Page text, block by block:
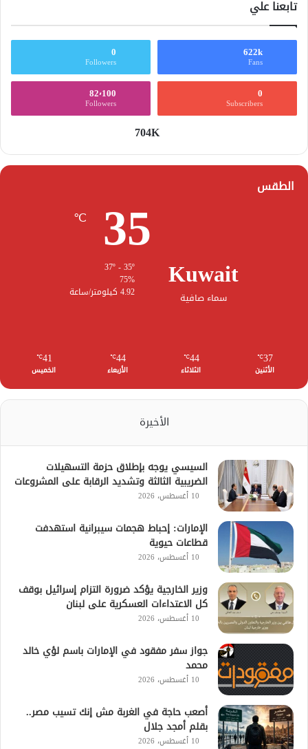
تابعنا علي
622k
Fans
0
Followers
0
Subscribers
82٬100
Followers
704K
الطقس
Kuwait
سماء صافية
35
℃
75%
4.92 كيلومتر/ساعة
37
℃
الأثنين
44
℃
الثلاثاء
44
℃
الأربعاء
41
℃
الخميس
الأخيرة
السيسي يوجه بإطلاق حزمة التسهيلات
الضريبية الثالثة وتشديد الرقابة على المشروعات
10 أغسطس، 2026
الإمارات: إحباط هجمات سيبرانية استهدفت
قطاعات حيوية
10 أغسطس، 2026
وزير الخارجية يؤكد ضرورة التزام إسرائيل بوقف
كل الاعتداءات العسكرية على لبنان
10 أغسطس، 2026
جواز سفر مفقود في الإمارات باسم لؤي خالد
محمد
10 أغسطس، 2026
أصعب حاجة في الغربة مش إنك تسيب مصر..
بقلم أمجد جلال
10 أغسطس، 2026